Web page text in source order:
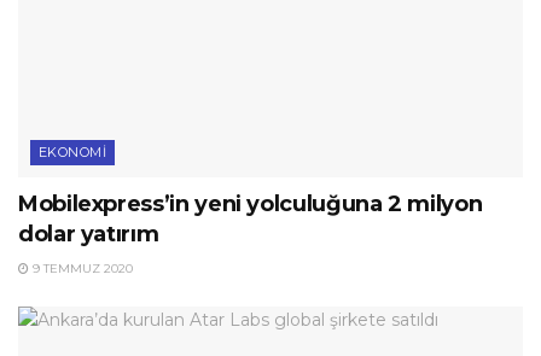
EKONOMI
Mobilexpress’in yeni yolculuğuna 2 milyon
dolar yatırım
9 TEMMUZ 2020